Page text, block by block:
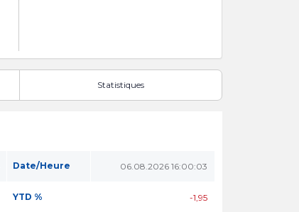
Statistiques
Date/Heure 06.08.2026 16:00:03
YTD % -1,95